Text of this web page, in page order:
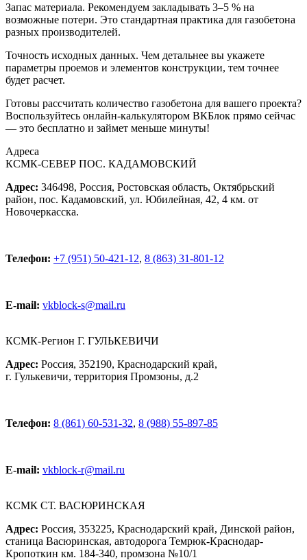
Запас материала. Рекомендуем закладывать 3–5 % на
возможные потери. Это стандартная практика для газобетона
разных производителей.
Точность исходных данных. Чем детальнее вы укажете
параметры проемов и элементов конструкции, тем точнее
будет расчет.
Готовы рассчитать количество газобетона для вашего проекта?
Воспользуйтесь онлайн‑калькулятором ВКБлок прямо сейчас
— это бесплатно и займет меньше минуты!
Адреса
КСМК-СЕВЕР ПОС. КАДАМОВСКИЙ
Адрес: 346498, Россия, Ростовская область, Октябрьский
район, пос. Кадамовский, ул. Юбилейная, 42, 4 км. от
Новочеркасска.
Телефон: +7 (951) 50-421-12, 8 (863) 31-801-12
E-mail: vkblock-s@mail.ru
КСМК-Регион Г. ГУЛЬКЕВИЧИ
Адрес: Россия, 352190, Краснодарский край,
г. Гулькевичи, территория Промзоны, д.2
Телефон: 8 (861) 60-531-32, 8 (988) 55-897-85
E-mail: vkblock-r@mail.ru
КСМК СТ. ВАСЮРИНСКАЯ
Адрес: Россия, 353225, Краснодарский край, Динской район,
станица Васюринская, автодорога Темрюк-Краснодар-
Кропоткин км. 184-340, промзона №10/1